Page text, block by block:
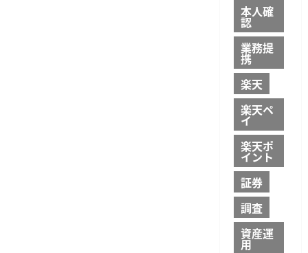
本人確
認
業務提
携
楽天
楽天ペ
イ
楽天ポ
イント
証券
調査
資産運
用